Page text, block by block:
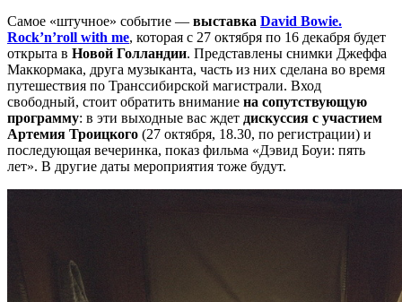
Самое «штучное» событие — выставка David Bowie.
Rock’n’roll with me, которая с 27 октября по 16 декабря будет
открыта в Новой Голландии. Представлены снимки Джеффа
Маккормака, друга музыканта, часть из них сделана во время
путешествия по Транссибирской магистрали. Вход
свободный, стоит обратить внимание на сопутствующую
программу: в эти выходные вас ждет дискуссия с участием
Артемия Троицкого (27 октября, 18.30, по регистрации) и
последующая вечеринка, показ фильма «Дэвид Боуи: пять
лет». В другие даты мероприятия тоже будут.